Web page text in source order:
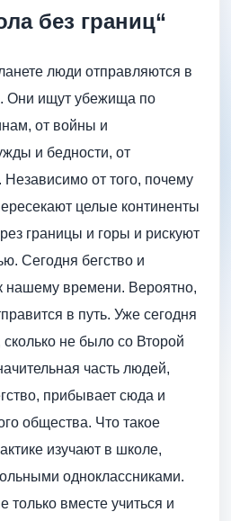
без границ“
люди отправляются в
Они ищут убежища по
от войны и
и бедности, от
Независимо от того, почему
целые континенты
границы и горы и рискуют
Сегодня бегство и
нашему времени. Вероятно,
в путь. Уже сегодня
не было со Второй
часть людей,
прибывает сюда и
общества. Что такое
изучают в школе,
одноклассниками.
только вместе учиться и